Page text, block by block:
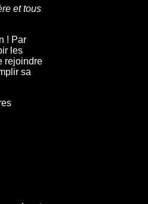
et tous
! Par
les
rejoindre
sa